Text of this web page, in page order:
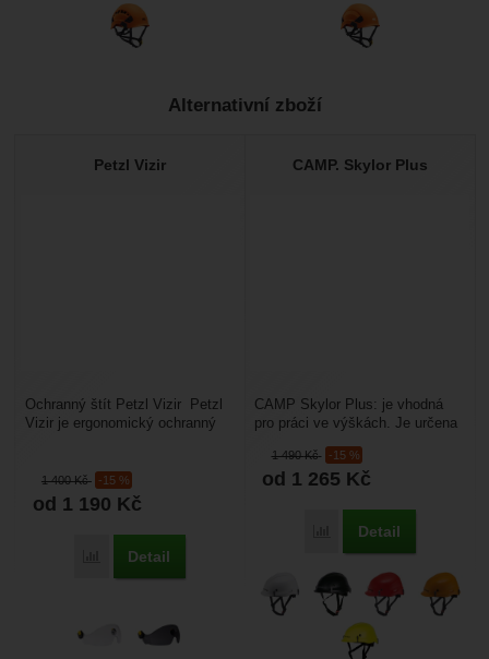
Alternativní zboží
Petzl Vizir
1 400Kč -15 %
od 1 190 Kč
Porovnat
Detail
Ochranný štít Petzl Vizir Petzl
Vizir je ergonomický ochranný
CAMP. Skylor Plus
1 490Kč -15 %
od 1 265 Kč
Porovnat
Detail
CAMP Skylor Plus: je vhodná
pro práci ve výškách. Je určena
záchranáře, stožárech,...